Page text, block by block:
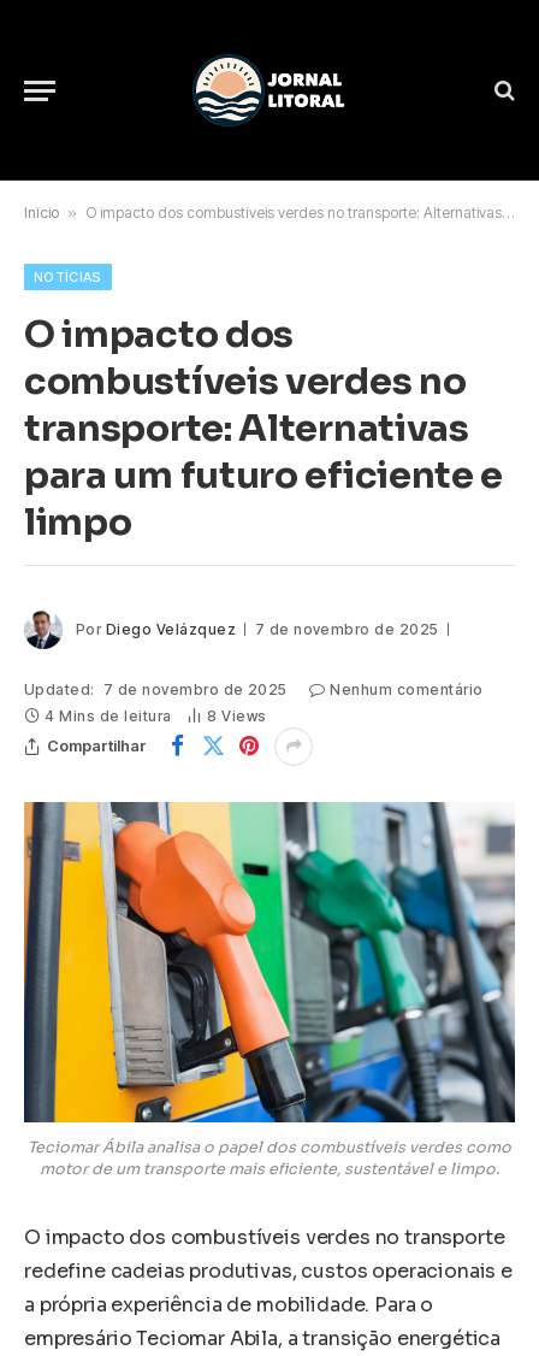
Início » O impacto dos combustíveis verdes no transporte: Alternativas para um futuro eficiente e limpo
NOTÍCIAS
O impacto dos
combustíveis verdes no
transporte: Alternativas
para um futuro eficiente e
limpo
Por Diego Velázquez 7 de novembro de 2025
Updated: 7 de novembro de 2025
Nenhum comentário
4 Mins de leitura
8Views
Compartilhar
Teciomar Ábila analisa o papel dos combustíveis verdes como
motor de um transporte mais eficiente, sustentável e limpo.
O impacto dos combustíveis verdes no transporte
redefine cadeias produtivas, custos operacionais e
a própria experiência de mobilidade. Para o
empresário Teciomar Abila, a transição energética